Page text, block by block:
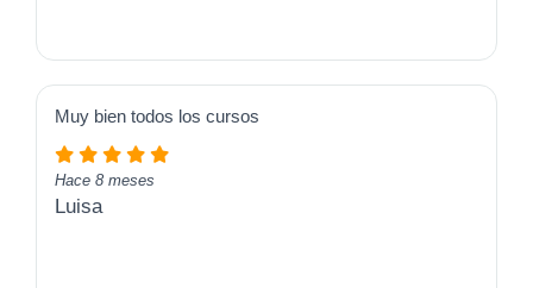
Muy bien todos los cursos
Hace 8 meses
Luisa